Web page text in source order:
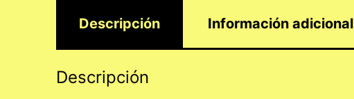
Descripción Información adicional
Descripción